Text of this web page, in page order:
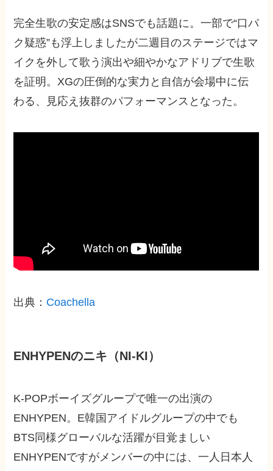
完全生歌の安定感はSNSでも話題に。一部で“口パ
ク疑惑”も浮上しましたが二週目のステージではマ
イクを外して歌う演出や細やかなアドリブで生歌
を証明。XGの圧倒的な実力と自信が会場中に伝
わる、見応え抜群のパフォーマンスとなった。
出典： Coachella
ENHYPENのニキ（NI-KI）
K-POPボーイズグループで唯一の出演の
ENHYPEN。E韓国アイドルグループの中でも
BTS同様グローバルな活躍が目覚ましい
ENHYPENですがメンバーの中には、一人日本人